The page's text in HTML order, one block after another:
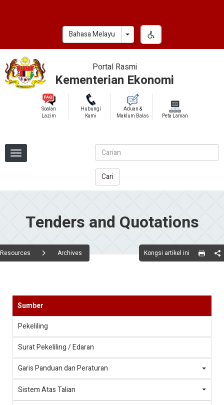
Bahasa Melayu Toggle Dropdown
Portal Rasmi
Kementerian Ekonomi
Soalan
Lazim
Hubungi
Kami
Aduan &
Maklum Balas
Peta Laman
Cari
Tenders and Quotations
Resources Archives Kongsi artikel ini
Sumber
Pekeliling
Surat Pekeliling / Edaran
Garis Panduan dan Peraturan
Sistem Atas Talian